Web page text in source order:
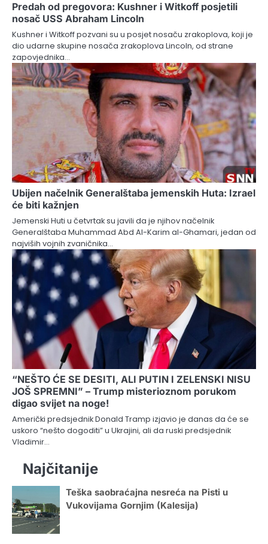
Predah od pregovora: Kushner i Witkoff posjetili
nosač USS Abraham Lincoln
Kushner i Witkoff pozvani su u posjet nosaču zrakoplova, koji je
dio udarne skupine nosača zrakoplova Lincoln, od strane
zapovjednika…
Ubijen načelnik Generalštaba jemenskih Huta: Izrael
će biti kažnjen
Jemenski Huti u četvrtak su javili da je njihov načelnik
Generalštaba Muhammad Abd Al-Karim al-Ghamari, jedan od
najviših vojnih zvaničnika…
“NEŠTO ĆE SE DESITI, ALI PUTIN I ZELENSKI NISU
JOŠ SPREMNI” – Trump misterioznom porukom
digao svijet na noge!
Američki predsjednik Donald Tramp izjavio je danas da će se
uskoro “nešto dogoditi” u Ukrajini, ali da ruski predsjednik
Vladimir…
Najčitanije
Teška saobraćajna nesreća na Pisti u
Vukovijama Gornjim (Kalesija)